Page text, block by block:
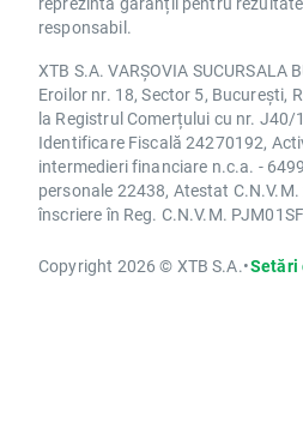
responsabil.
XTB S.A. VARȘOVIA SUCURSALA
Eroilor nr. 18, Sector 5, București,
la Registrul Comerțului cu nr.
Identificare Fiscală 24270192,
intermedieri financiare n.c.a. -
personale 22438, Atestat
înscriere în Reg. C.N.V.M.
Copyright 2026 © XTB S.A.•Setări